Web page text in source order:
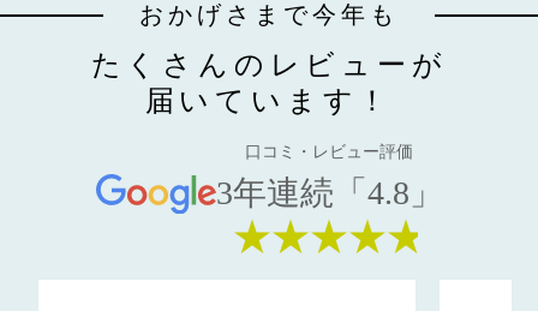
おかげさまで今年も
たくさんのレビューが
届いています！
口コミ・レビュー評価
3年連続「4.8」
★★★★★